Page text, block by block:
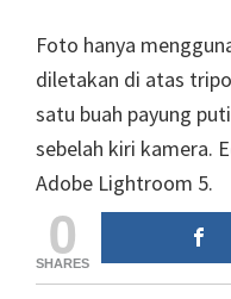
Foto hanya
diletakan di atas
satu buah payung
sebelah kiri kamera.
Adobe Lightroom 5.
0
SHARES